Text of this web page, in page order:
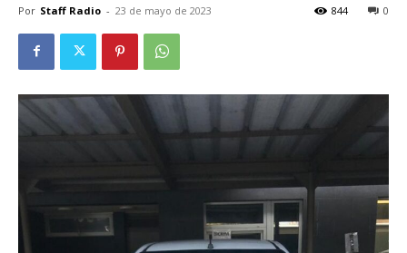
Por Staff Radio - 23 de mayo de 2023 0
844